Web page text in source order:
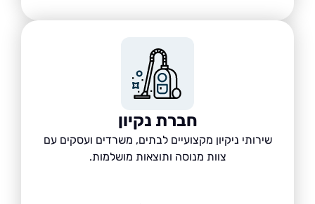
חברת נקיון
שירותי ניקיון מקצועיים לבתים, משרדים ועסקים עם
צוות מנוסה ותוצאות מושלמות.